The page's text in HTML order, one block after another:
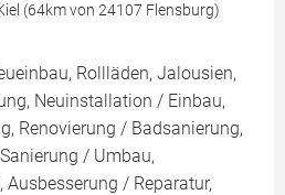
(64km von 24107 Flensburg)
Rollläden, Jalousien,
Neuinstallation / Einbau,
Renovierung / Badsanierung,
/ Umbau,
Ausbesserung / Reparatur,